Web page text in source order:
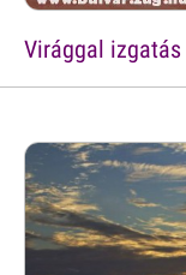
Virággal izgatás